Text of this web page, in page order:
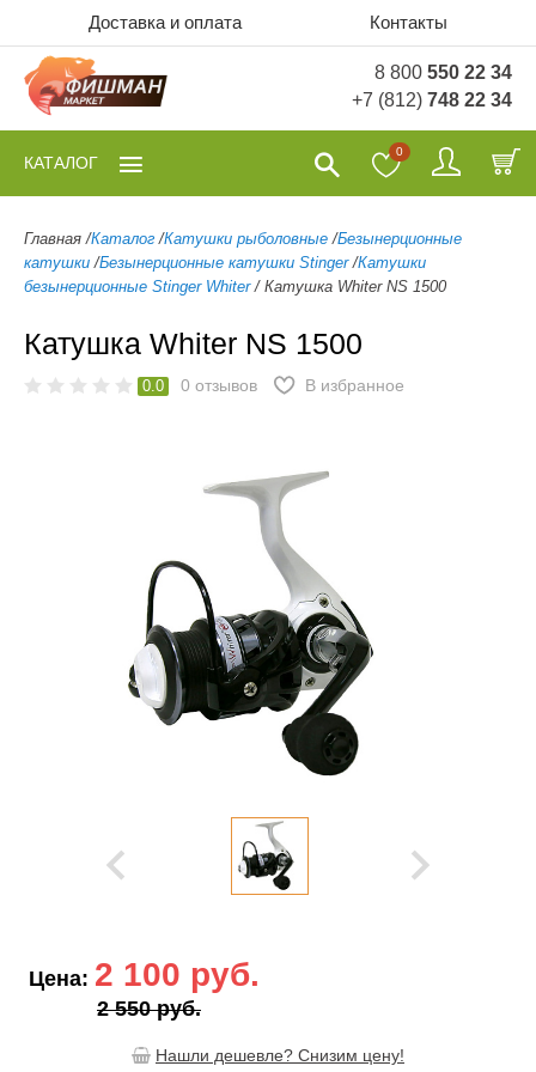
Доставка и оплата Контакты
8 800 550 22 34
+7 (812) 748 22 34
0
КАТАЛОГ
Главная /Каталог /Катушки рыболовные /Безынерционные
катушки /Безынерционные катушки Stinger /Катушки
безынерционные Stinger Whiter / Катушка Whiter NS 1500
Катушка Whiter NS 1500
0.0 0 отзывов В избранное
Цена: 2 100 руб.
2 550 руб.
Нашли дешевле? Снизим цену!